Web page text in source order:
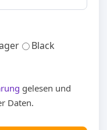
Black
gelesen und
Daten.